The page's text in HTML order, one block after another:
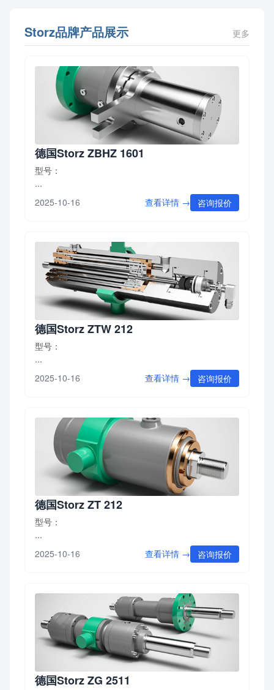
Storz品牌产品展示 更多
德国Storz ZBHZ 1601
型号：
...
2025-10-16
查看详情 → 咨询报价
德国Storz ZTW 212
型号：
...
2025-10-16
查看详情 → 咨询报价
德国Storz ZT 212
型号：
...
2025-10-16
查看详情 → 咨询报价
德国Storz ZG 2511